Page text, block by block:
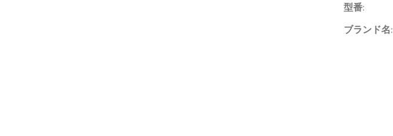
型番:
ブランド名: